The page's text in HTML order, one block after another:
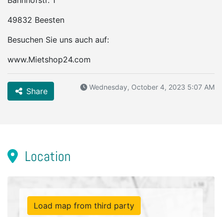
49832 Beesten
Besuchen Sie uns auch auf:
www.Mietshop24.com
Share Wednesday, October 4, 2023 5:07 AM
Location
Load map from third party